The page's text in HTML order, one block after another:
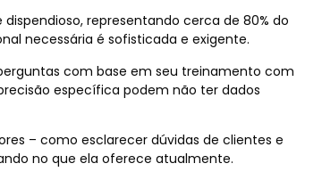
representando cerca de 80% do
necessária é sofisticada e exigente.
com base em seu treinamento com
específica podem não ter dados
– como esclarecer dúvidas de clientes e
no que ela oferece atualmente.